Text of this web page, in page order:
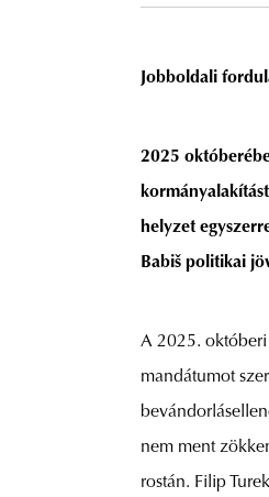
Jobboldali
2025
helyzet
Babiš politikai
A 2025. októberi
mandátumot
nem ment
rostán. Filip